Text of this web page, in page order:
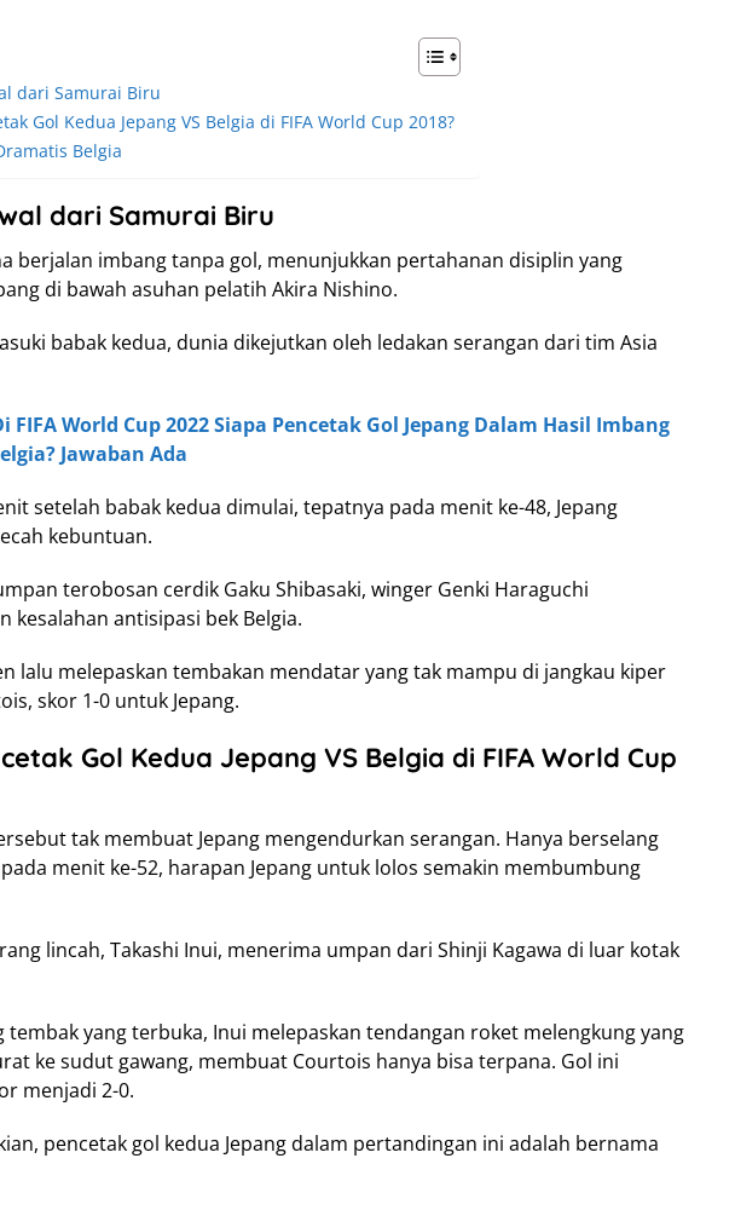
dari Samurai Biru
Gol Kedua Jepang VS Belgia di FIFA World Cup 2018?
Belgia
dari Samurai Biru
berjalan imbang tanpa gol, menunjukkan pertahanan disiplin yang
di bawah asuhan pelatih Akira Nishino.
babak kedua, dunia dikejutkan oleh ledakan serangan dari tim Asia
FIFA World Cup 2022 Siapa Pencetak Gol Jepang Dalam Hasil Imbang
Jawaban Ada
setelah babak kedua dimulai, tepatnya pada menit ke-48, Jepang
kebuntuan.
terobosan cerdik Gaku Shibasaki, winger Genki Haraguchi
kesalahan antisipasi bek Belgia.
lalu melepaskan tembakan mendatar yang tak mampu di jangkau kiper
skor 1-0 untuk Jepang.
Gol Kedua Jepang VS Belgia di FIFA World Cup
tak membuat Jepang mengendurkan serangan. Hanya berselang
menit ke-52, harapan Jepang untuk lolos semakin membumbung
lincah, Takashi Inui, menerima umpan dari Shinji Kagawa di luar kotak
tembak yang terbuka, Inui melepaskan tendangan roket melengkung yang
ke sudut gawang, membuat Courtois hanya bisa terpana. Gol ini
menjadi 2-0.
pencetak gol kedua Jepang dalam pertandingan ini adalah bernama